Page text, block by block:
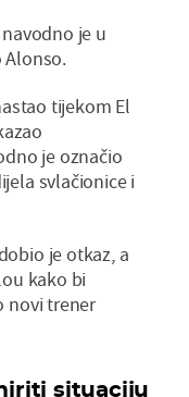
je u
tijekom El
je označio
svlačionice i
je otkaz, a
kako bi
novi trener
situaciju